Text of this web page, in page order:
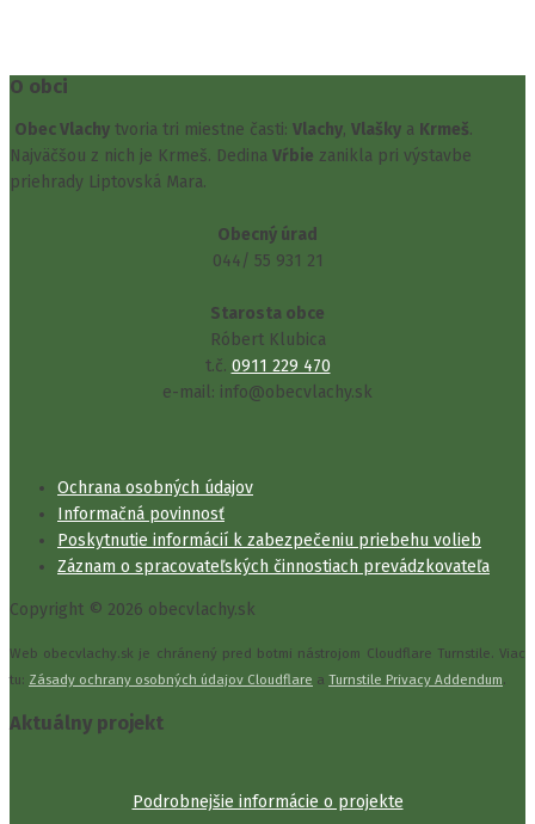
O obci
Obec Vlachy tvoria tri miestne časti: Vlachy, Vlašky a Krmeš.
Najväčšou z nich je Krmeš. Dedina Vŕbie zanikla pri výstavbe
priehrady Liptovská Mara.
Obecný úrad
044/ 55 931 21
Starosta obce
Róbert Klubica
t.č. 0911 229 470
e-mail: info@obecvlachy.sk
Ochrana osobných údajov
Informačná povinnosť
Poskytnutie informácií k zabezpečeniu priebehu volieb
Záznam o spracovateľských činnostiach prevádzkovateľa
Copyright © 2026 obecvlachy.sk
Web obecvlachy.sk je chránený pred botmi nástrojom Cloudflare Turnstile. Viac
tu: Zásady ochrany osobných údajov Cloudflare a Turnstile Privacy Addendum.
Aktuálny projekt
Podrobnejšie informácie o projekte